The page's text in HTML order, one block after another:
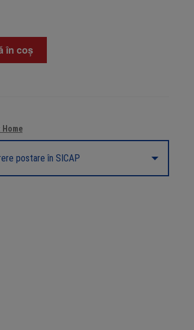
în coș
Home
postare în SICAP